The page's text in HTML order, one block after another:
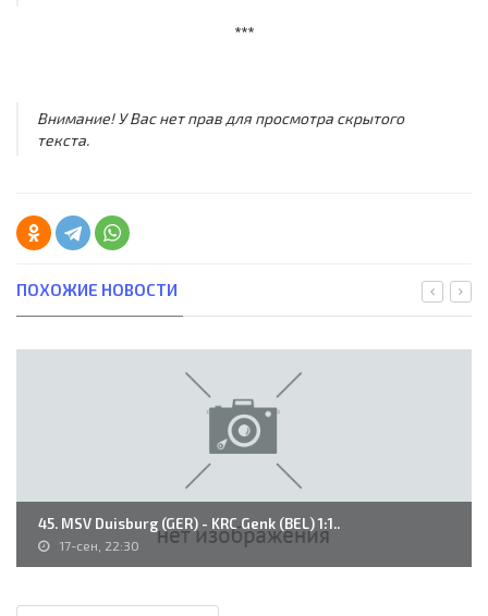
***
Внимание! У Вас нет прав для просмотра скрытого
текста.
ПОХОЖИЕ НОВОСТИ
45. MSV Duisburg (GER) - KRC Genk (BEL) 1:1..
17-сен, 22:30